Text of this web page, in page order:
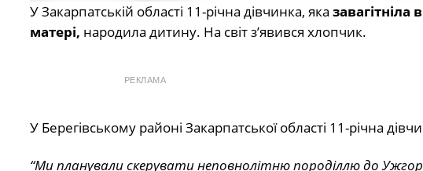
У Закарпатській області 11-річна дівчинка, яка завагітніла
матері, народила дитину. На світ з’явився хлопчик.
РЕКЛАМА
У Берегівському районі Закарпатської області 11-річна
“Ми планували скерувати неповнолітню породіллю до